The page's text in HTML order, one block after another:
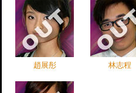
趙展彤 林志程